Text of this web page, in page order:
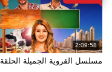
2:09:58
مسلسل القروية الجميلة الحلقة 34